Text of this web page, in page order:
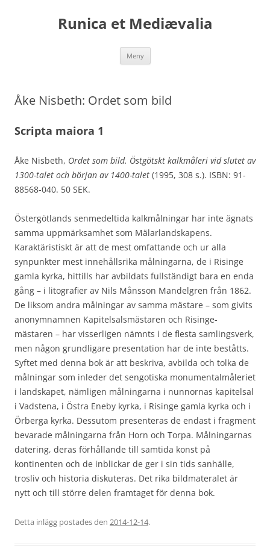
Runica et Mediævalia
Meny Hoppa
innehåll
Åke Nisbeth: Ordet som bild
Scripta maiora 1
Åke Nisbeth, Ordet som bild. Östgötskt kalkmåleri vid slutet av
1300-talet och början av 1400-talet (1995, 308 s.). ISBN: 91-
88568-040. 50 SEK.
Östergötlands senmedeltida kalkmålningar har inte ägnats
samma uppmärksamhet som Mälarlandskapens.
Karaktäristiskt är att de mest omfattande och ur alla
synpunkter mest innehållsrika målningarna, de i Risinge
gamla kyrka, hittills har avbildats fullständigt bara en enda
gång – i litografier av Nils Månsson Mandelgren från 1862.
De liksom andra målningar av samma mästare – som givits
anonymnamnen Kapitelsalsmästaren och Risinge-
mästaren – har visserligen nämnts i de flesta samlingsverk,
men någon grundligare presentation har de inte beståtts.
Syftet med denna bok är att beskriva, avbilda och tolka de
målningar som inleder det sengotiska monumentalmåleriet
i landskapet, nämligen målningarna i nunnornas kapitelsal
i Vadstena, i Östra Eneby kyrka, i Risinge gamla kyrka och i
Örberga kyrka. Dessutom presenteras de endast i fragment
bevarade målningarna från Horn och Torpa. Målningarnas
datering, deras förhållande till samtida konst på
kontinenten och de inblickar de ger i sin tids sanhälle,
trosliv och historia diskuteras. Det rika bildmateralet är
nytt och till större delen framtaget för denna bok.
Detta inlägg postades den 2014-12-14.